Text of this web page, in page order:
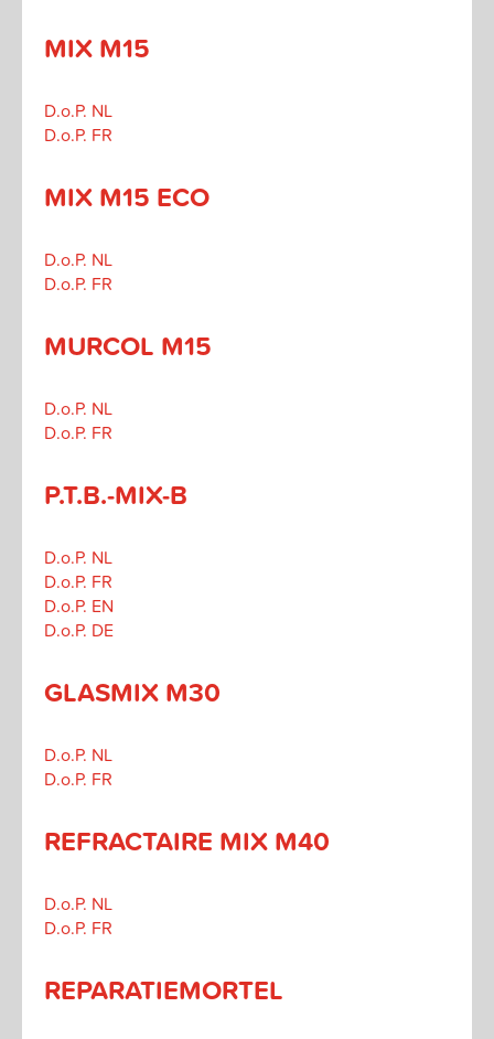
MIX M15
D.o.P. NL
D.o.P. FR
MIX M15 ECO
D.o.P. NL
D.o.P. FR
MURCOL M15
D.o.P. NL
D.o.P. FR
P.T.B.-MIX-B
D.o.P. NL
D.o.P. FR
D.o.P. EN
D.o.P. DE
GLASMIX M30
D.o.P. NL
D.o.P. FR
REFRACTAIRE MIX M40
D.o.P. NL
D.o.P. FR
REPARATIEMORTEL